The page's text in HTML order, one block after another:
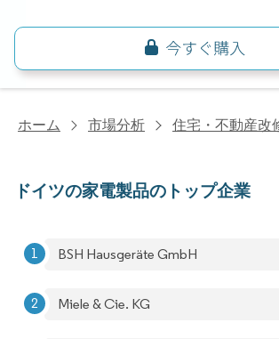
ホーム 市場分析 住宅・不動産改
ドイツの家電製品のトップ企業
BSH Hausgeräte GmbH
Miele & Cie. KG